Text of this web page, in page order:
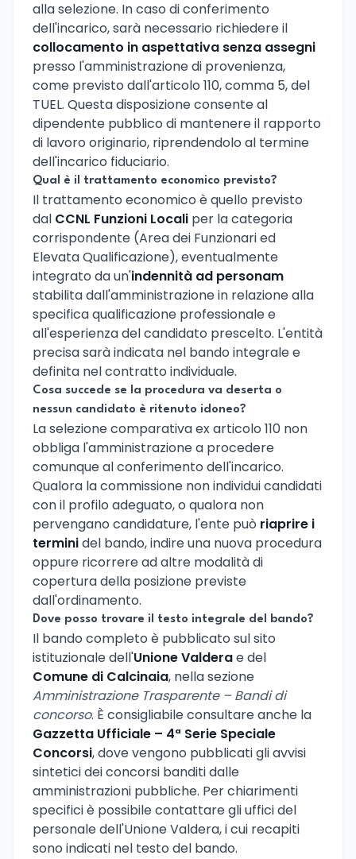
alla selezione. In caso di conferimento
dell'incarico, sarà necessario richiedere il
collocamento in aspettativa senza assegni
presso l'amministrazione di provenienza,
come previsto dall'articolo 110, comma 5, del
TUEL. Questa disposizione consente al
dipendente pubblico di mantenere il rapporto
di lavoro originario, riprendendolo al termine
dell'incarico fiduciario.
Qual è il trattamento economico previsto?
Il trattamento economico è quello previsto
dal CCNL Funzioni Locali per la categoria
corrispondente (Area dei Funzionari ed
Elevata Qualificazione), eventualmente
integrato da un'indennità ad personam
stabilita dall'amministrazione in relazione alla
specifica qualificazione professionale e
all'esperienza del candidato prescelto. L'entità
precisa sarà indicata nel bando integrale e
definita nel contratto individuale.
Cosa succede se la procedura va deserta o
nessun candidato è ritenuto idoneo?
La selezione comparativa ex articolo 110 non
obbliga l'amministrazione a procedere
comunque al conferimento dell'incarico.
Qualora la commissione non individui candidati
con il profilo adeguato, o qualora non
pervengano candidature, l'ente può riaprire i
terminidel bando, indire una nuova procedura
oppure ricorrere ad altre modalità di
copertura della posizione previste
dall'ordinamento.
Dove posso trovare il testo integrale del bando?
Il bando completo è pubblicato sul sito
istituzionale dell'Unione Valderae del
Comune di Calcinaia, nella sezione
Amministrazione Trasparente – Bandi di
concorso. È consigliabile consultare anche la
Gazzetta Ufficiale – 4ª Serie Speciale
Concorsi, dove vengono pubblicati gli avvisi
sintetici dei concorsi banditi dalle
amministrazioni pubbliche. Per chiarimenti
specifici è possibile contattare gli uffici del
personale dell'Unione Valdera, i cui recapiti
sono indicati nel testo del bando.